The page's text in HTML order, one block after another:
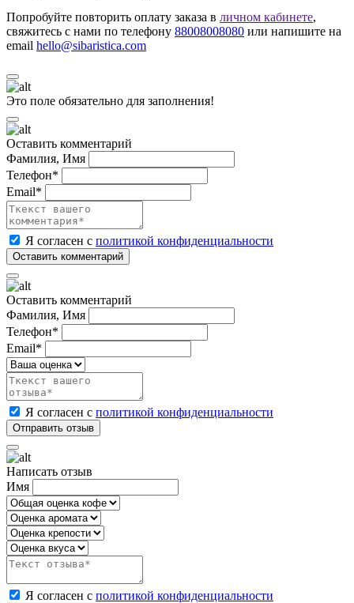
Попробуйте повторить оплату заказа в личном кабинете,
свяжитесь с нами по телефону 88008008080 или напишите на
email hello@sibaristica.com
Это поле обязательно для заполнения!
Оставить комментарий
Фамилия, Имя
Телефон*
Email*
Я согласен с политикой конфиденциальности
Оставить комментарий
Фамилия, Имя
Телефон*
Email*
Я согласен с политикой конфиденциальности
Написать отзыв
Имя
Я согласен с политикой конфиденциальности